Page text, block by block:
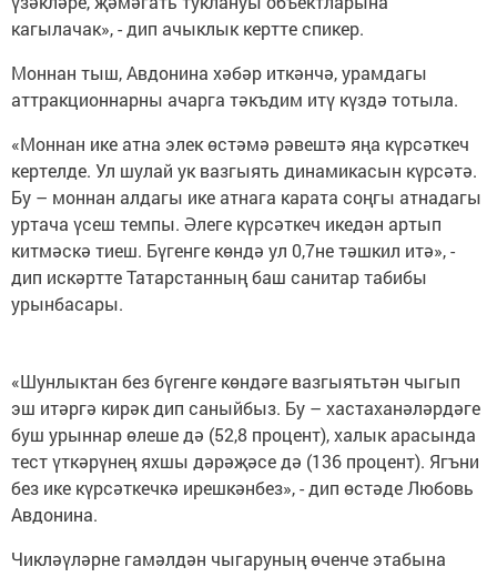
кагылачак», - дип ачыклык кертте спикер.
Моннан тыш, Авдонина хәбәр иткәнчә, урамдагы
аттракционнарны ачарга тәкъдим итү күздә тотыла.
«Моннан ике атна элек өстәмә рәвештә яңа күрсәткеч
кертелде. Ул шулай ук вазгыять динамикасын күрсәтә.
Бу – моннан алдагы ике атнага карата соңгы атнадагы
уртача үсеш темпы. Әлеге күрсәткеч икедән артып
китмәскә тиеш. Бүгенге көндә ул 0,7не тәшкил итә», -
дип искәртте Татарстанның баш санитар табибы
урынбасары.
«Шунлыктан без бүгенге көндәге вазгыятьтән чыгып
эш итәргә кирәк дип саныйбыз. Бу – хастаханәләрдәге
буш урыннар өлеше дә (52,8 процент), халык арасында
тест үткәрүнең яхшы дәрәҗәсе дә (136 процент). Ягъни
без ике күрсәткечкә ирешкәнбез», - дип өстәде Любовь
Авдонина.
Чикләүләрне гамәлдән чыгаруның өченче этабына